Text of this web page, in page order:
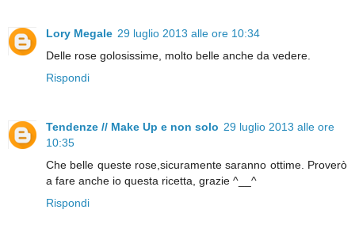
Lory Megale 29 luglio 2013 alle ore 10:34
Delle rose golosissime, molto belle anche da vedere.
Rispondi
Tendenze // Make Up e non solo 29 luglio 2013 alle ore
10:35
Che belle queste rose,sicuramente saranno ottime. Proverò
a fare anche io questa ricetta, grazie ^__^
Rispondi